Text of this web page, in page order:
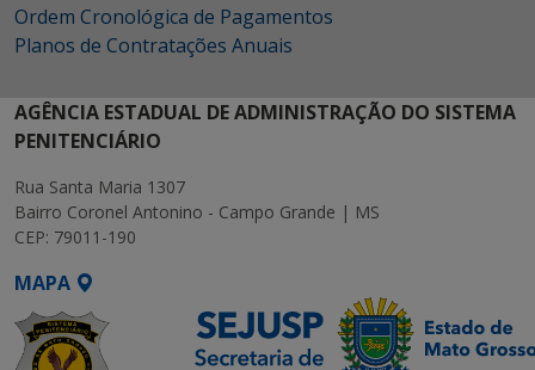
Ordem Cronológica de Pagamentos
Planos de Contratações Anuais
AGÊNCIA ESTADUAL DE ADMINISTRAÇÃO DO SISTEMA
PENITENCIÁRIO
Rua Santa Maria 1307
Bairro Coronel Antonino - Campo Grande | MS
CEP: 79011-190
MAPA